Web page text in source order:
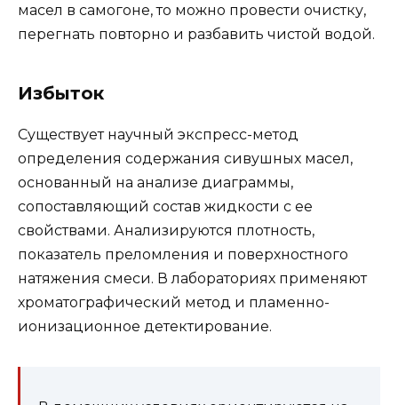
масел в самогоне, то можно провести очистку,
перегнать повторно и разбавить чистой водой.
Избыток
Существует научный экспресс-метод
определения содержания сивушных масел,
основанный на анализе диаграммы,
сопоставляющий состав жидкости с ее
свойствами. Анализируются плотность,
показатель преломления и поверхностного
натяжения смеси. В лабораториях применяют
хроматографический метод и пламенно-
ионизационное детектирование.